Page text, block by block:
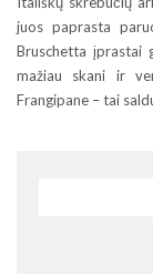
juos paprasta
Bruschetta įprastai
mažiau skani ir
Frangipane – tai